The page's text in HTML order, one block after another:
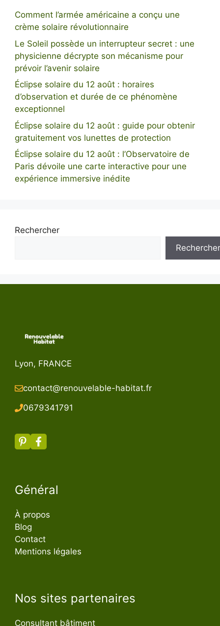
Comment l’armée américaine a conçu une
crème solaire révolutionnaire
Le Soleil possède un interrupteur secret : une
physicienne décrypte son mécanisme pour
prévoir l’avenir solaire
Éclipse solaire du 12 août : horaires
d’observation et durée de ce phénomène
exceptionnel
Éclipse solaire du 12 août : guide pour obtenir
gratuitement vos lunettes de protection
Éclipse solaire du 12 août : l’Observatoire de
Paris dévoile une carte interactive pour une
expérience immersive inédite
Rechercher
Rechercher
Lyon, FRANCE
contact@renouvelable-habitat.fr
0679341791
Général
À propos
Blog
Contact
Mentions légales
Nos sites partenaires
Consultant bâtiment